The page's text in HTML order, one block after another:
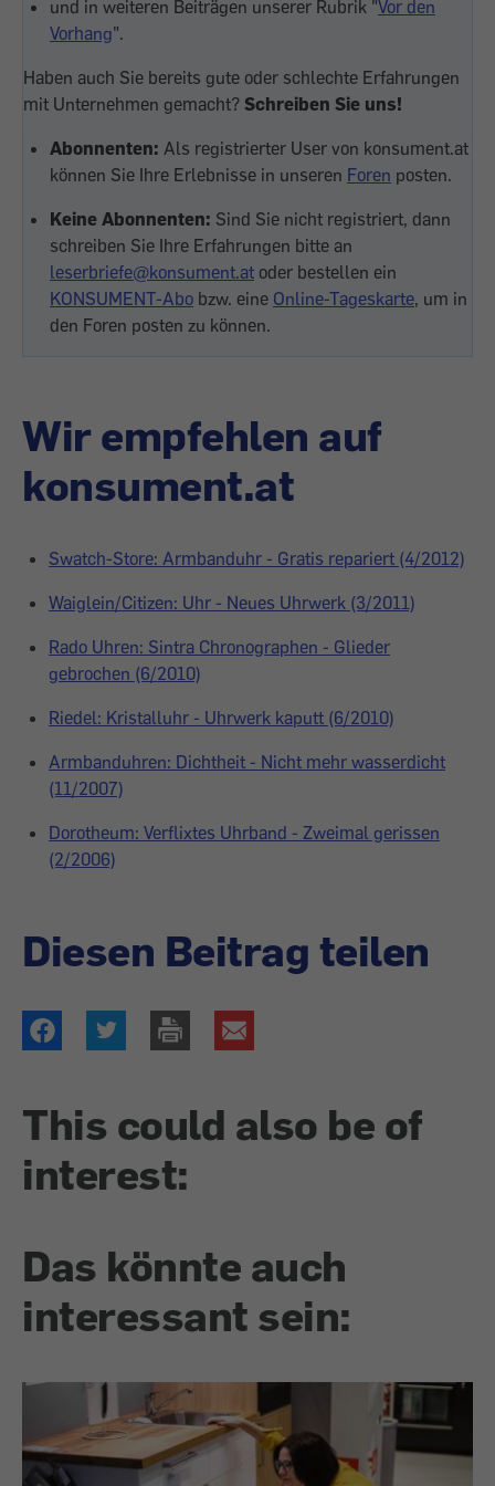
und in weiteren Beiträgen unserer Rubrik "Vor den
Vorhang".
Haben auch Sie bereits gute oder schlechte Erfahrungen
mit Unternehmen gemacht? Schreiben Sie uns!
Abonnenten: Als registrierter User von konsument.at
können Sie Ihre Erlebnisse in unseren Foren posten.
Keine Abonnenten: Sind Sie nicht registriert, dann
schreiben Sie Ihre Erfahrungen bitte an
leserbriefe@konsument.at oder bestellen ein
KONSUMENT-Abo bzw. eine Online-Tageskarte, um in
den Foren posten zu können.
Wir empfehlen auf
konsument.at
Swatch-Store: Armbanduhr - Gratis repariert (4/2012)
Waiglein/Citizen: Uhr - Neues Uhrwerk (3/2011)
Rado Uhren: Sintra Chronographen - Glieder
gebrochen (6/2010)
Riedel: Kristalluhr - Uhrwerk kaputt (6/2010)
Armbanduhren: Dichtheit - Nicht mehr wasserdicht
(11/2007)
Dorotheum: Verflixtes Uhrband - Zweimal gerissen
(2/2006)
Diesen Beitrag teilen
This could also be of
interest:
Das könnte auch
interessant sein: